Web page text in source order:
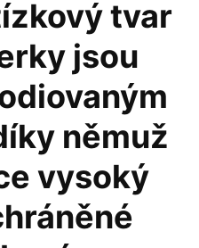
tvar
jsou
němuž
vysoký